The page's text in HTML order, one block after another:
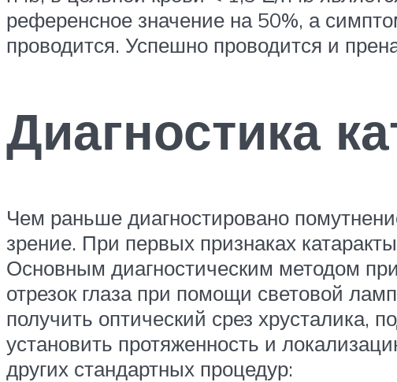
референсное значение на 50%, а
проводится. Успешно проводится и
Диагностика
Чем раньше диагностировано
зрение. При первых признаках
Основным диагностическим методом
отрезок глаза при помощи световой
получить оптический срез хрусталика,
установить протяженность и
других стандартных процедур: